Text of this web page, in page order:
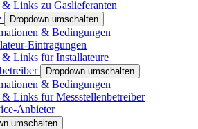
Links zu Gaslieferanten
Dropdown umschalten
& Bedingungen
Eintragungen
Links für Installateure
Dropdown umschalten
& Bedingungen
Links für Messstellenbetreiber
Anbieter
umschalten